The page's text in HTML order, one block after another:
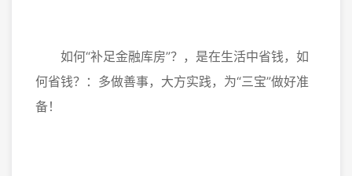
如何“补足金融库房”？，是在生活中省钱，如
何省钱？：多做善事，大方实践，为“三宝”做好准
备！